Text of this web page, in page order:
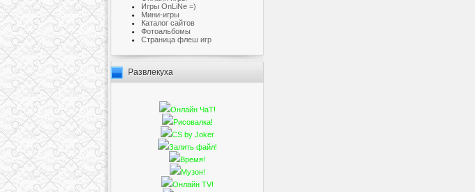
Игры OnLiNe =)
Мини-игры
Каталог сайтов
Фотоальбомы
Cтраница флеш игр
Развлекуха
Онлайн ЧаТ!
Рисовалка!
CS by Joker
Залить файл!
Время!
Музон!
Онлайн TV!